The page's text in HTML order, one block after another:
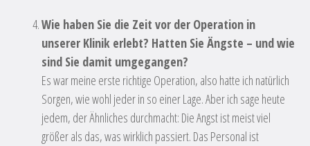
Wie haben Sie die Zeit vor der Operation in
unserer Klinik erlebt? Hatten Sie Ängste – und wie
sind Sie damit umgegangen?
Es war meine erste richtige Operation, also hatte ich natürlich
Sorgen, wie wohl jeder in so einer Lage. Aber ich sage heute
jedem, der Ähnliches durchmacht: Die Angst ist meist viel
größer als das, was wirklich passiert. Das Personal ist